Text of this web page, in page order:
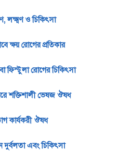
ও চিকিৎসা
ক্ষয় রোগের প্রতিকার
রোগের চিকিৎসা
শক্তিশালী ভেষজ ঔষধ
কার্যকরী ঔষধ
এবং চিকিৎসা